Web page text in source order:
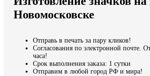
Продолжить без города
Новомосковске
Отправь в печать за пару кликов!
Согласования по электронной почте.
часа!
Срок выполнения заказа: 1 сутки
Отправим в любой город РФ и мира!